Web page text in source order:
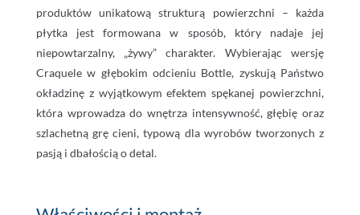
produktów unikatową strukturą powierzchni – każda
płytka jest formowana w sposób, który nadaje jej
niepowtarzalny, „żywy” charakter. Wybierając wersję
Craquele w głębokim odcieniu Bottle, zyskują Państwo
okładzinę z wyjątkowym efektem spękanej powierzchni,
która wprowadza do wnętrza intensywność, głębię oraz
szlachetną grę cieni, typową dla wyrobów tworzonych z
pasją i dbałością o detal.